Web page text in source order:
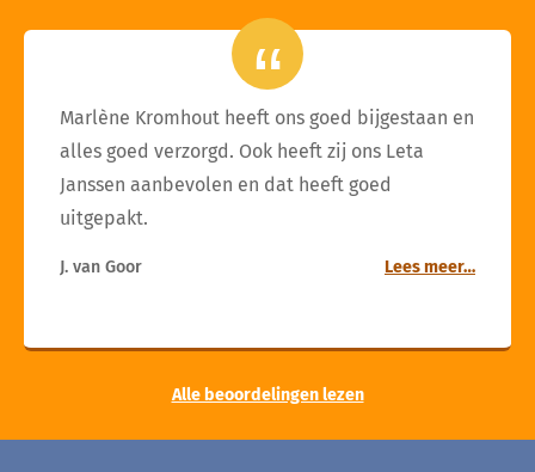
Marlène Kromhout heeft ons goed bijgestaan en
alles goed verzorgd. Ook heeft zij ons Leta
Janssen aanbevolen en dat heeft goed
uitgepakt.
J. van Goor Lees meer…
Alle beoordelingen lezen